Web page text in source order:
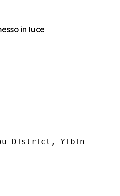
in luce
District, Yibin City,